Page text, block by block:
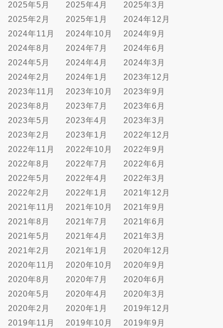
2025年5月
2025年4月
2025年3月
2025年2月
2025年1月
2024年12月
2024年11月
2024年10月
2024年9月
2024年8月
2024年7月
2024年6月
2024年5月
2024年4月
2024年3月
2024年2月
2024年1月
2023年12月
2023年11月
2023年10月
2023年9月
2023年8月
2023年7月
2023年6月
2023年5月
2023年4月
2023年3月
2023年2月
2023年1月
2022年12月
2022年11月
2022年10月
2022年9月
2022年8月
2022年7月
2022年6月
2022年5月
2022年4月
2022年3月
2022年2月
2022年1月
2021年12月
2021年11月
2021年10月
2021年9月
2021年8月
2021年7月
2021年6月
2021年5月
2021年4月
2021年3月
2021年2月
2021年1月
2020年12月
2020年11月
2020年10月
2020年9月
2020年8月
2020年7月
2020年6月
2020年5月
2020年4月
2020年3月
2020年2月
2020年1月
2019年12月
2019年11月
2019年10月
2019年9月